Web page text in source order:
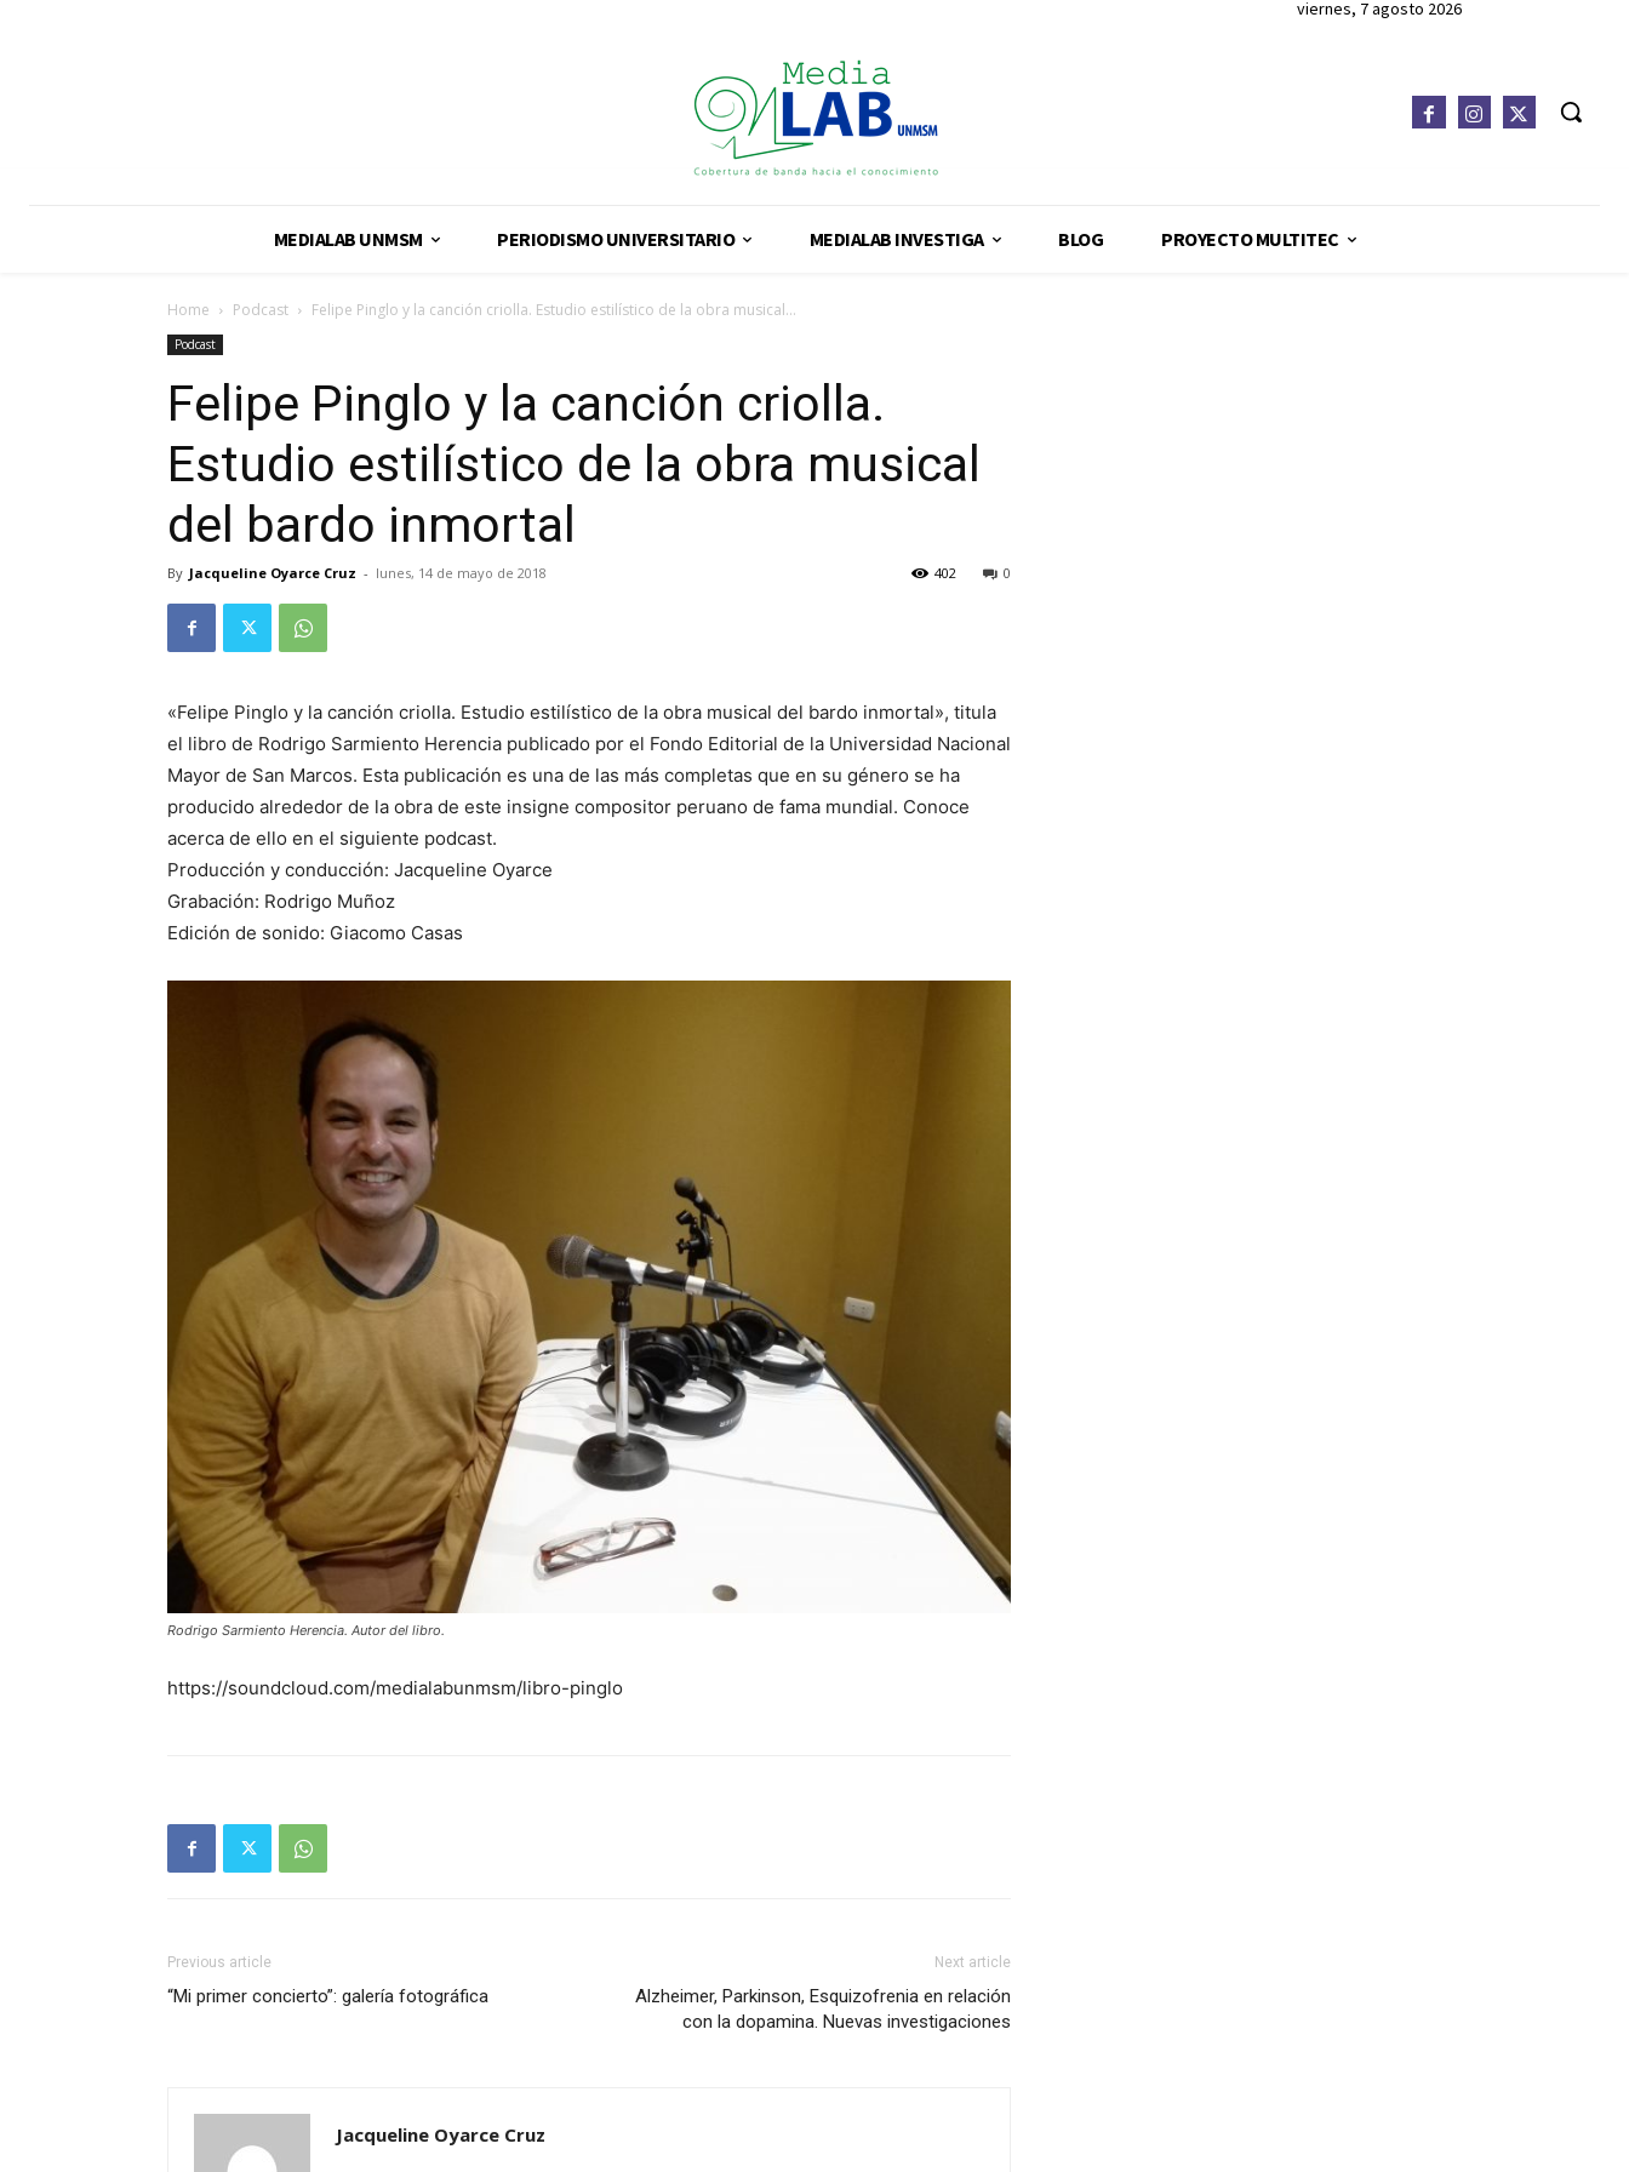
viernes, 7 agosto 2026
MEDIALAB UNMSM PERIODISMO UNIVERSITARIO MEDIALAB INVESTIGA BLOG PROYECTO MULTITEC
Home Podcast Felipe Pinglo y la canción criolla. Estudio estilístico de la obra musical...
Podcast
Felipe Pinglo y la canción criolla.
Estudio estilístico de la obra musical
del bardo inmortal
By Jacqueline Oyarce Cruz - lunes, 14 de mayo de 2018 0
402
«Felipe Pinglo y la canción criolla. Estudio estilístico de la obra musical del bardo inmortal», titula
el libro de Rodrigo Sarmiento Herencia publicado por el Fondo Editorial de la Universidad Nacional
Mayor de San Marcos. Esta publicación es una de las más completas que en su género se ha
producido alrededor de la obra de este insigne compositor peruano de fama mundial. Conoce
acerca de ello en el siguiente podcast.
Producción y conducción: Jacqueline Oyarce
Grabación: Rodrigo Muñoz
Edición de sonido: Giacomo Casas
Rodrigo Sarmiento Herencia. Autor del libro.
https://soundcloud.com/medialabunmsm/libro-pinglo
Previous article
“Mi primer concierto”: galería fotográfica
Next article
Alzheimer, Parkinson, Esquizofrenia en relación
con la dopamina. Nuevas investigaciones
Jacqueline Oyarce Cruz